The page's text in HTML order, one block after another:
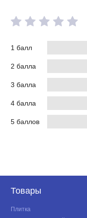
1 балл
2 балла
3 балла
4 балла
5 баллов
Товары
Плитка